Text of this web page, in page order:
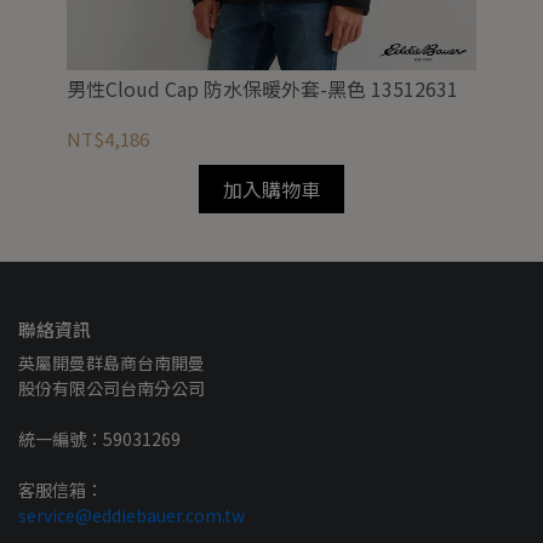
男性Cloud Cap 防水保暖外套-黑色 13512631
NT$4,186
加入購物車
聯絡資訊
英屬開曼群島商台南開曼
股份有限公司台南分公司
統一編號：59031269
客服信箱：
service@eddiebauer.com.tw